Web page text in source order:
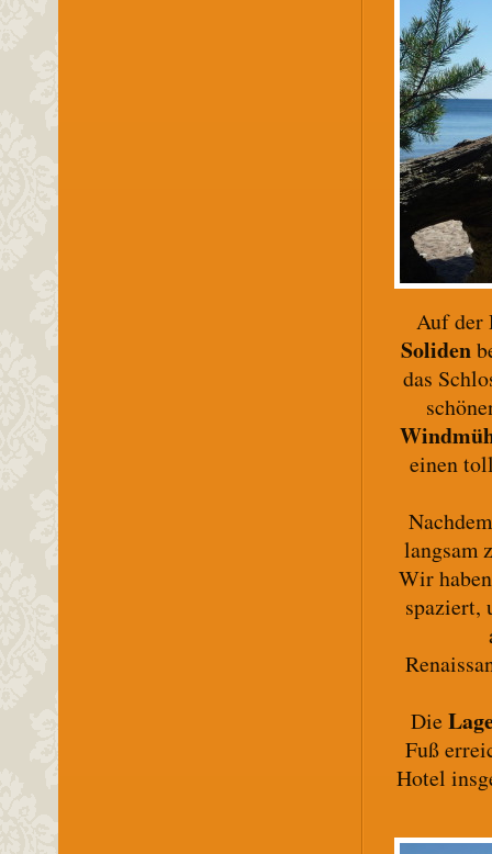
Auf der
Soliden
das
einen
langsam
Wir
spaziert,
Die
Fuß
Hotel